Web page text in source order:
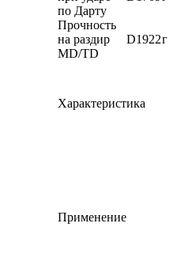
по Дарту
Прочность
на раздир
MD/TD
D1922г
Характеристика
Применение